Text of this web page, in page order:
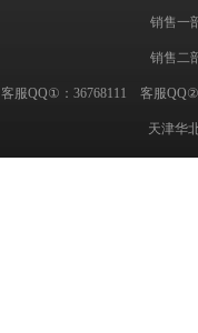
销售一
销售二
客服QQ①：36768111 客服
天津华